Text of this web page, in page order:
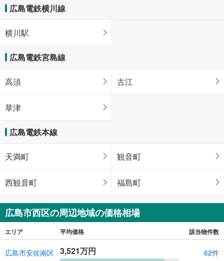
広島電鉄横川線
横川駅
広島電鉄宮島線
高須 古江
草津
広島電鉄本線
天満町 観音町
西観音町 福島町
広島市西区の周辺地域の価格相場
エリア 平均価格 該当物件数
広島市安佐南区 3,521万円 62件